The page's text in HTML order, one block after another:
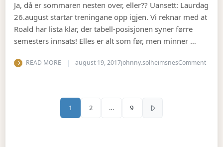
Ja, då er sommaren nesten over, eller?? Uansett: Laurdag
26.august startar treningane opp igjen. Vi reknar med at
Roald har lista klar, der tabell-posisjonen syner førre
semesters innsats! Elles er alt som før, men minner …
READ MORE august 19, 2017johnny.solheimsnesCommenton
Sidepaginering
1 2 … 9